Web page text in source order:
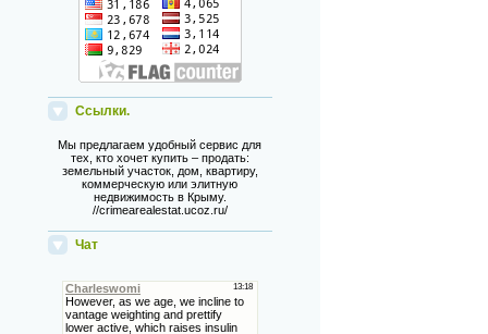
Ссылки.
Мы предлагаем удобный сервис для
тех, кто хочет купить – продать:
земельный участок, дом, квартиру,
коммерческую или элитную
недвижимость в Крыму.
//crimearealestat.ucoz.ru/
Чат